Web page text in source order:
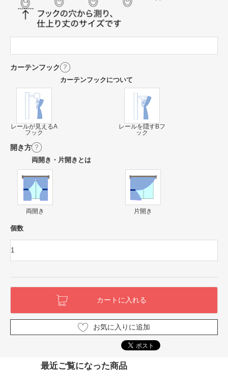
カーテンフック
カーテンフックについて
レールが見えるA
フック
レールを隠すBフ
ック
開き方
両開き・片開きとは
両開き 片開き
個数
お気に入りに追加
最近ご覧になった商品